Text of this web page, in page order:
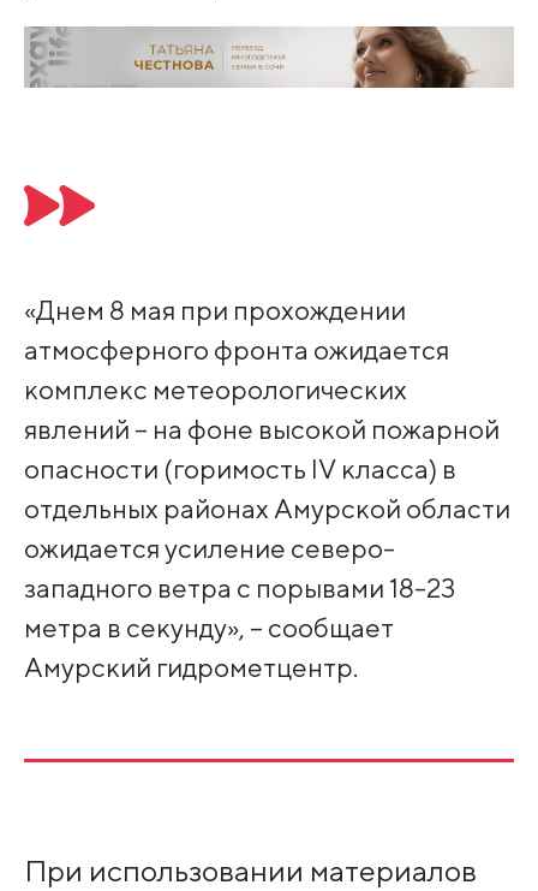
«Днем 8 мая при прохождении
атмосферного фронта ожидается
комплекс метеорологических
явлений – на фоне высокой пожарной
опасности (горимость IV класса) в
отдельных районах Амурской области
ожидается усиление северо-
западного ветра с порывами 18-23
метра в секунду», – сообщает
Амурский гидрометцентр.
При использовании материалов